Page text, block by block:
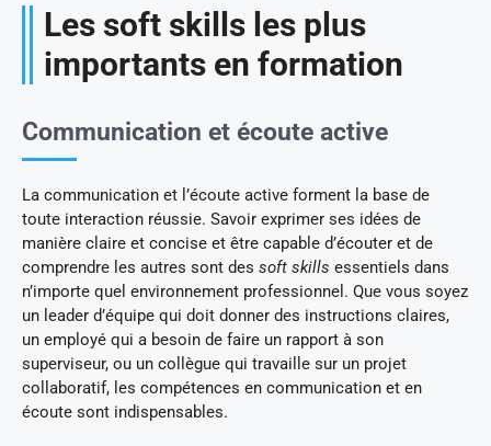
Les soft skills les plus
importants en formation
Communication et écoute active
La communication et l’écoute active forment la base de
toute interaction réussie. Savoir exprimer ses idées de
manière claire et concise et être capable d’écouter et de
comprendre les autres sont des soft skills essentiels dans
n’importe quel environnement professionnel. Que vous soyez
un leader d’équipe qui doit donner des instructions claires,
un employé qui a besoin de faire un rapport à son
superviseur, ou un collègue qui travaille sur un projet
collaboratif, les compétences en communication et en
écoute sont indispensables.